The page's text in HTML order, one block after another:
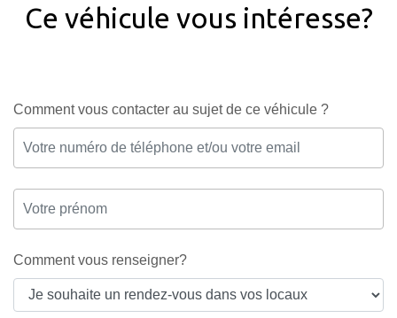
Ce véhicule vous intéresse?
Comment vous contacter au sujet de ce véhicule ?
Comment vous renseigner?